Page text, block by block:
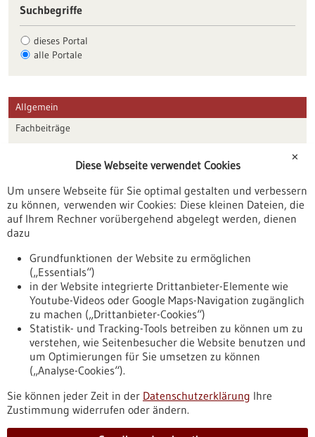
Suchbegriffe
dieses Portal
alle Portale
Allgemein
Fachbeiträge
Veranstaltungen
Erscheinungsdatum
Nach oben
Informiert bleiben
Newsletter abonnieren
✕
Diese Webseite verwendet Cookies
Um unsere Webseite für Sie optimal gestalten und verbessern
zu können, verwenden wir Cookies: Diese kleinen Dateien, die
auf Ihrem Rechner vorübergehend abgelegt werden, dienen
dazu
Grundfunktionen der Website zu ermöglichen
(„Essentials“)
in der Website integrierte Drittanbieter-Elemente wie
Youtube-Videos oder Google Maps-Navigation zugänglich
zu machen („Drittanbieter-Cookies“)
Statistik- und Tracking-Tools betreiben zu können um zu
verstehen, wie Seitenbesucher die Website benutzen und
um Optimierungen für Sie umsetzen zu können
(„Analyse-Cookies“).
Sie können jeder Zeit in der Datenschutzerklärung Ihre
Zustimmung widerrufen oder ändern.